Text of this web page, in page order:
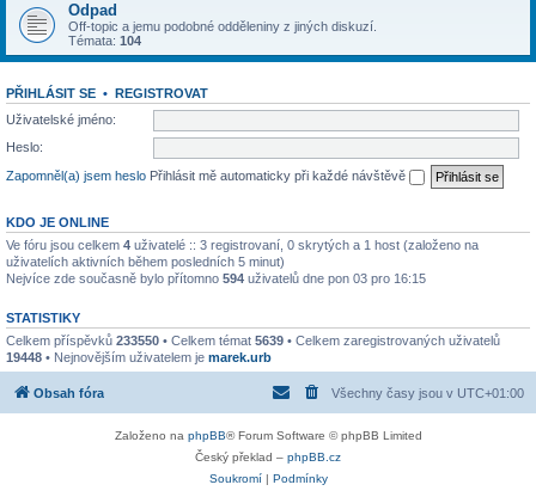
Odpad
Off-topic a jemu podobné odděleniny z jiných diskuzí.
Témata: 104
PŘIHLÁSIT SE • REGISTROVAT
Uživatelské jméno:
Heslo:
Zapomněl(a) jsem heslo Přihlásit mě automaticky při každé návštěvě
KDO JE ONLINE
Ve fóru jsou celkem 4 uživatelé :: 3 registrovaní, 0 skrytých a 1 host (založeno na
uživatelích aktivních během posledních 5 minut)
Nejvíce zde současně bylo přítomno 594 uživatelů dne pon 03 pro 16:15
STATISTIKY
Celkem příspěvků 233550 • Celkem témat 5639 • Celkem zaregistrovaných uživatelů
19448 • Nejnovějším uživatelem je marek.urb
Obsah fóra Všechny časy jsou v UTC+01:00
Založeno na phpBB® Forum Software © phpBB Limited
Český překlad – phpBB.cz
Soukromí| Podmínky